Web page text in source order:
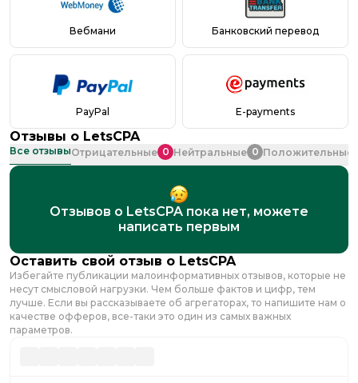
Вебмани Банковский перевод
PayPal E-payments
Отзывы о LetsCPA
Все отзывыОтрицательные 0 Нейтральные 0 Положительные
Отзывов о LetsCPA пока нет, можете
написать первым
Оставить свой отзыв о LetsCPA
Избегайте публикации малоинформативных отзывов, которые не
несут смысловой нагрузки. Чем больше фактов и цифр, тем
лучше. Если вы рассказываете об агрегаторах, то напишите нам о
качестве офферов, все-таки это один из самых важных
параметров.